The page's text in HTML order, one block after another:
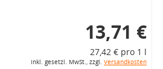
13,71 €
27,42 € pro 1 l
inkl. gesetzl. MwSt., zzgl. Versandkosten